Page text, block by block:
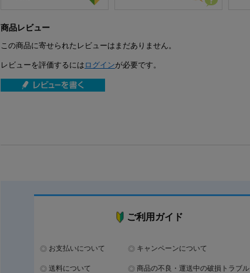
商品レビュー
この商品に寄せられたレビューはまだありません。
レビューを評価するには ログインが必要です。
ご利用ガイド
お支払いについて キャンペーンについて
送料について 商品の不良・運送中の破損トラブル